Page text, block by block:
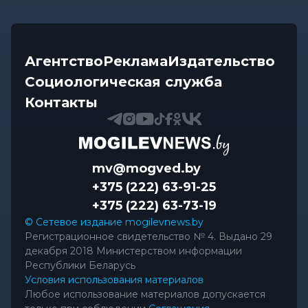
АгентствоРекламаИздательство
Социологическая служба
Контакты
mv@mogved.by
+375 (222) 63-91-25
+375 (222) 63-73-19
© Сетевое издание mogilevnews.by
Регистрационное свидетельство № 4. Выдано 29
декабря 2018 Министерством информации
Республики Беларусь
Условия использования материалов
Любое использование материалов допускается